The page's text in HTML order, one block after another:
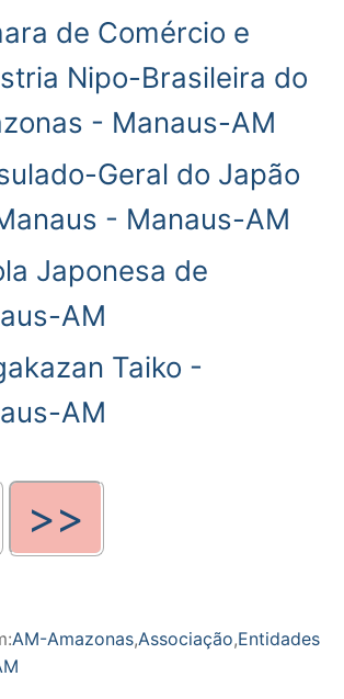
de Comércio e
Nipo-Brasileira do
- Manaus-AM
Geral do Japão
- Manaus-AM
Japonesa de
AM
Taiko -
AM
>>
AM-Amazonas,Associação,Entidades